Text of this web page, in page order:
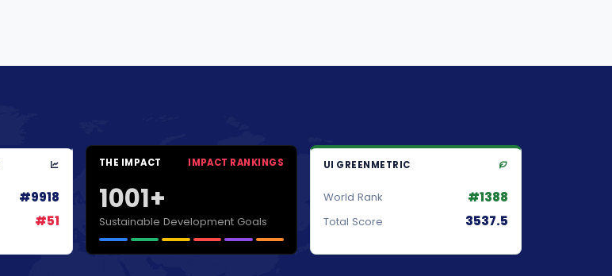
#9918
#51
THE IMPACT IMPACT RANKINGS
1001+
Sustainable Development Goals
UI GREENMETRIC
World Rank #1388
Total Score 3537.5